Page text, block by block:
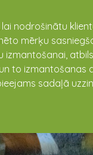
nodrošinātu
mērķu
izmantošanai,
to izmantošanas
sadaļā